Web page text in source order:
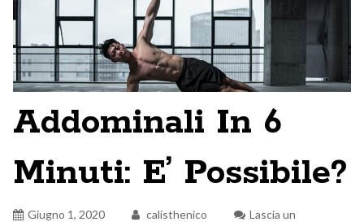
Addominali In 6
Minuti: E’ Possibile?
Giugno 1, 2020 calisthenico
Lascia un